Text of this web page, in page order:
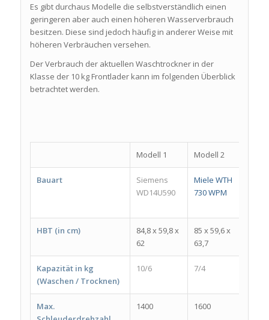
Es gibt durchaus Modelle die selbstverständlich einen
geringeren aber auch einen höheren Wasserverbrauch
besitzen. Diese sind jedoch häufig in anderer Weise mit
höheren Verbräuchen versehen.
Der Verbrauch der aktuellen Waschtrockner in der
Klasse der 10 kg Frontlader kann im folgenden Überblick
betrachtet werden.
Modell 1 Modell 2
Bauart
Siemens
WD14U590
Miele WTH
730 WPM
HBT (in cm)
84,8 x 59,8 x
62
85 x 59,6 x
63,7
Kapazität in kg
(Waschen / Trocknen)
10/6 7/4
Max.
1400 1600